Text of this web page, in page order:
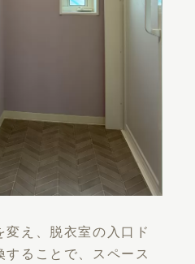
変え、脱衣室の入口ド
ることで、スペース